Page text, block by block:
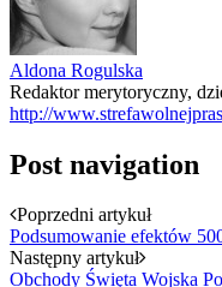
Aldona Rogulska
Redaktor merytoryczny,
http://
Post navigation
Poprzedni artykuł
Podsumowanie efektów
Następny artykuł
Obchody Święta Wojska